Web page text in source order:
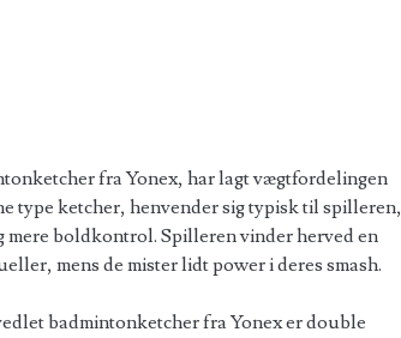
fra Yonex, har lagt vægtfordelingen
type ketcher, henvender sig typisk til spilleren,
boldkontrol. Spilleren vinder herved en
mens de mister lidt power i deres smash.
badmintonketcher fra Yonex er double